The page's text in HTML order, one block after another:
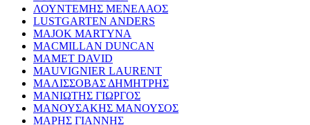
ΛΟΥΝΤΕΜΗΣ ΜΕΝΕΛΑΟΣ
LUSTGARTEN ANDERS
MAJOK MARTYNA
MACMILLAN DUNCAN
MAMET DAVID
MAUVIGNIER LAURENT
ΜΑΛΙΣΣΟΒΑΣ ΔΗΜΗΤΡΗΣ
ΜΑΝΙΩΤΗΣ ΓΙΩΡΓΟΣ
ΜΑΝΟΥΣΑΚΗΣ ΜΑΝΟΥΣΟΣ
ΜΑΡΗΣ ΓΙΑΝΝΗΣ